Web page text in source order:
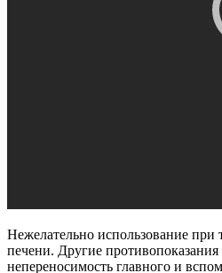
Нежелательно использование
печени. Другие
непереносимость главного и